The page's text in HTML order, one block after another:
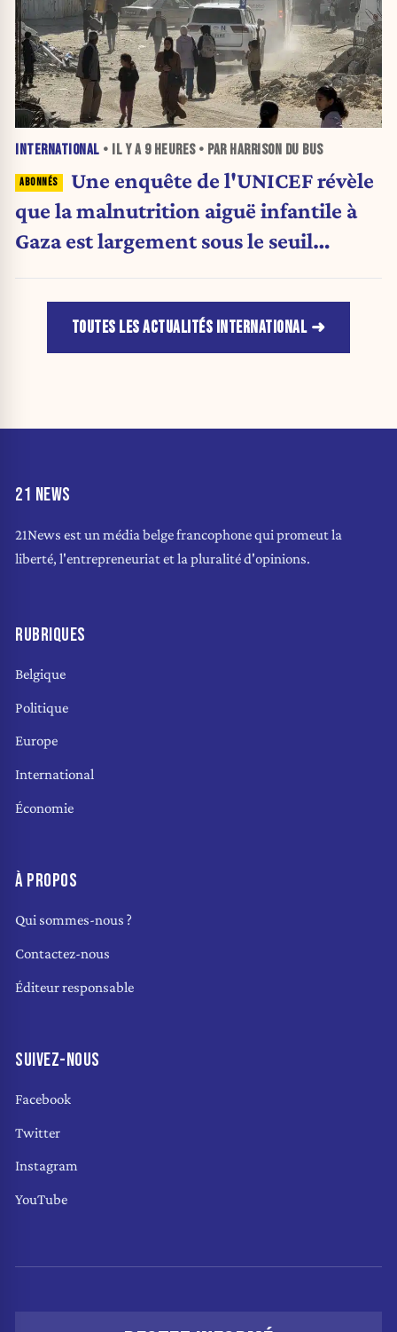
INTERNATIONAL • IL Y A 9 HEURES• PAR HARRISON DU BUS
Une enquête de l'UNICEF révèle
que la malnutrition aiguë infantile à
Gaza est largement sous le seuil
TOUTES LES ACTUALITÉS INTERNATIONAL
21 NEWS
21News est un média belge francophone qui promeut la
liberté, l'entrepreneuriat et la pluralité d'opinions.
RUBRIQUES
Belgique
Politique
Europe
International
Économie
À PROPOS
Qui sommes-nous ?
Contactez-nous
Éditeur responsable
SUIVEZ-NOUS
Facebook
Twitter
Instagram
YouTube